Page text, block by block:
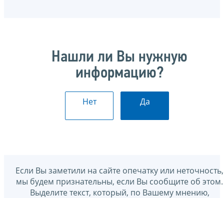
Нашли ли Вы нужную
информацию?
Нет Да
Если Вы заметили на сайте опечатку или неточность,
мы будем признательны, если Вы сообщите об этом.
Выделите текст, который, по Вашему мнению,